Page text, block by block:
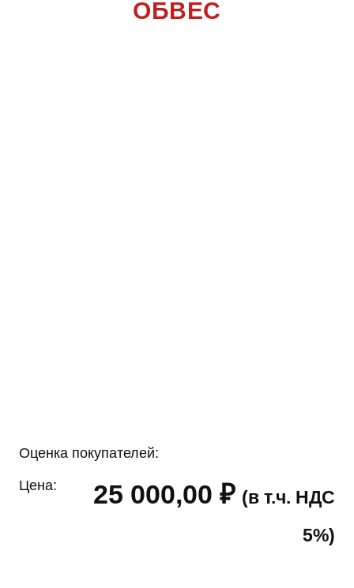
ОБВЕС
Оценка покупателей:
Цена: 25 000,00 ₽ (в т.ч. НДС
5%)